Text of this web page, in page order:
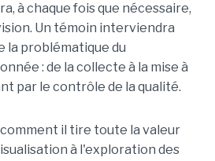
à chaque fois que nécessaire,
Un témoin interviendra
la problématique du
: de la collecte à la mise à
par le contrôle de la qualité.
il tire toute la valeur
à l'exploration des